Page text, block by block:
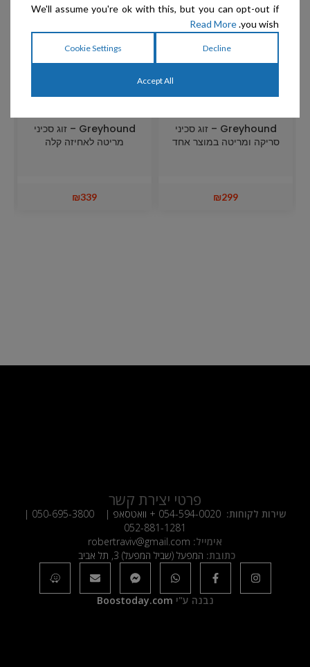
Greyhound – זוג סכיני
סריקה ומריטה במוצר אחד
₪299
Greyhound – זוג סכיני
מריטה לאחיזה קלה
₪339
פרטי יצירת קשר
שירות לקוחות: 054-594-0020 + וואטסאפ | 050-695-3800
|
052-881-1281
אימייל: robertraviv@gmail.com
כתובת: המפעל (שביל המפעל) 3, תל אביב
נבנה ע"י Boostoday.com
We'll assume you're ok with this, but you can opt-out if
you wish.
Read More
Decline
Cookie Settings
Accept All